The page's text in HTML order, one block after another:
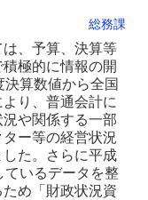
総務課
、予算、決算等
極的に情報の開
算数値から全国
り、普通会計に
や関係する一部
ー等の経営状況
た。さらに平成
ているデータを整
め「財政状況資